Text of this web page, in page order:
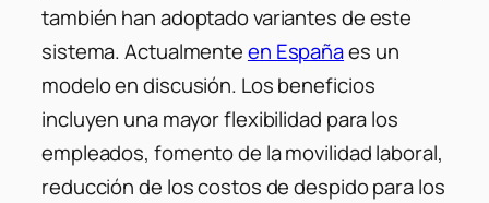
también han adoptado variantes de este
sistema. Actualmenteen Españaes un
modelo en discusión. Los beneficios
incluyen una mayor flexibilidad para los
empleados, fomento de la movilidad laboral,
reducción de los costos de despido para los